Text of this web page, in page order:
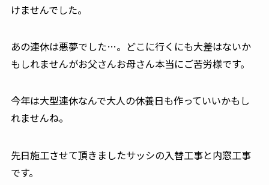
けませんでした。
あの連休は悪夢でした…。どこに行くにも大差はないか
もしれませんがお父さんお母さん本当にご苦労様です。
今年は大型連休なんで大人の休養日も作っていいかもし
れませんね。
先日施工させて頂きましたサッシの入替工事と内窓工事
です。